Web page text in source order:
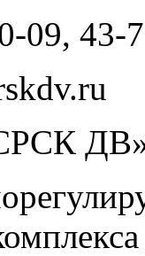
09, 43-